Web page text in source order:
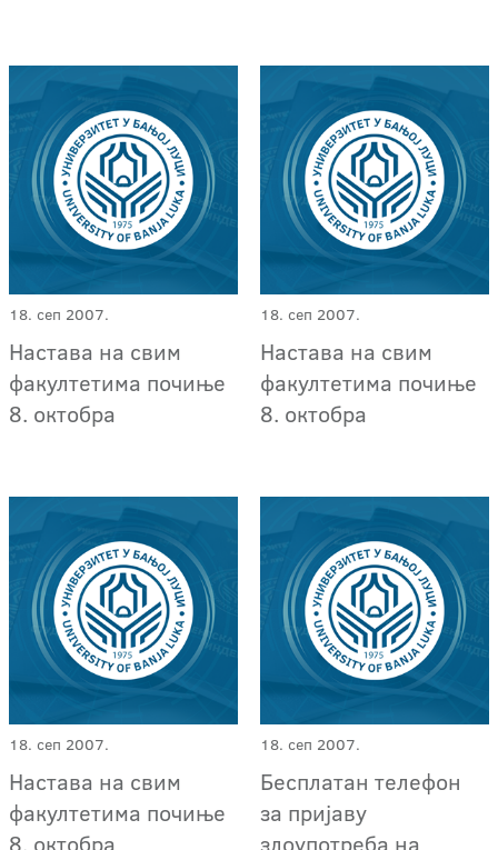
18. сеп 2007.
Настава на свим
факултетима почиње
8. октобра
18. сеп 2007.
Настава на свим
факултетима почиње
8. октобра
18. сеп 2007.
Настава на свим
факултетима почиње
8. октобра
18. сеп 2007.
Бесплатан телефон
за пријаву
злоупотреба на